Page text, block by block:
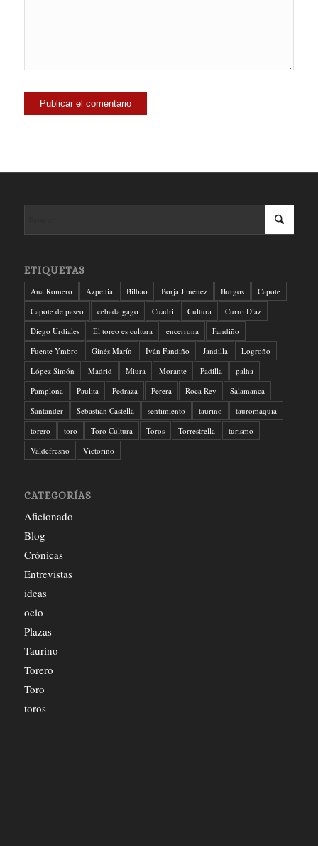
ETIQUETAS
Ana Romero Azpeitia Bilbao Borja Jiménez Burgos
Capote
Capote de paseo
cebada gago Cuadri Cultura
Curro Díaz
Diego Urdiales
El toreo es cultura encerrona
Fandiño
Fuente Ymbro
Ginés Marín Iván Fandiño Jandilla
Logroño
López Simón
Madrid Miura Morante Padilla
palha
Pamplona
Paulita Pedraza Perera Roca Rey
Salamanca
Santander
Sebastián Castella sentimiento taurino
tauromaquia
torero
toro Toro Cultura Toros Torrestrella
turismo
Valdefresno
Victorino
CATEGORÍAS
Aficionado
Blog
Crónicas
Entrevistas
ideas
ocio
Plazas
Taurino
Torero
Toro
toros